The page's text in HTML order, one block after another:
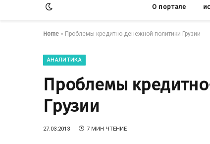
О портале
Home » Проблемы кредитно-денежной политики Грузии
АНАЛИТИКА
Проблемы
Грузии
27.03.2013 7 МИН ЧТЕНИЕ